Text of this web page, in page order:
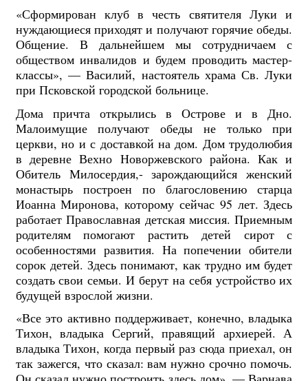
«Сформирован клуб в честь святителя Луки и
нуждающиеся приходят и получают горячие обеды.
Общение. В дальнейшем мы сотрудничаем с
обществом инвалидов и будем проводить мастер-
классы», — Василий, настоятель храма Св. Луки
при Псковской городской больнице.
Дома причта открылись в Острове и в Дно.
Малоимущие получают обеды не только при
церкви, но и с доставкой на дом. Дом трудолюбия
в деревне Вехно Новоржевского района. Как и
Обитель Милосердия,- зарождающийся женский
монастырь построен по благословению старца
Иоанна Миронова, которому сейчас 95 лет. Здесь
работает Православная детская миссия. Приемным
родителям помогают растить детей сирот с
особенностями развития. На попечении обители
сорок детей. Здесь понимают, как трудно им будет
создать свои семьи. И берут на себя устройство их
будущей взрослой жизни.
«Все это активно поддерживает, конечно, владыка
Тихон, владыка Сергий, правящий архиерей. А
владыка Тихон, когда первый раз сюда приехал, он
так зажегся, что сказал: вам нужно срочно помочь.